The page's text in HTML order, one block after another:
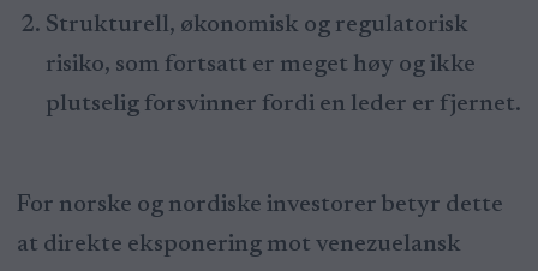
Strukturell, økonomisk og regulatorisk
risiko, som fortsatt er meget høy og ikke
plutselig forsvinner fordi en leder er fjernet.
For norske og nordiske investorer betyr dette
at direkte eksponering mot venezuelansk